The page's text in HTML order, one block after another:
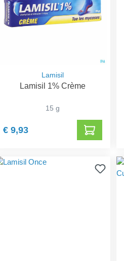
Lamisil
Lamisil 1% Crème
15 g
€ 9,93